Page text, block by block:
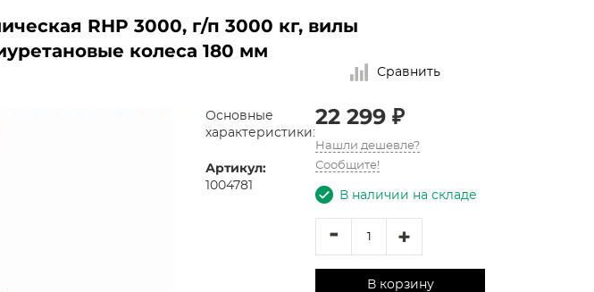
RHP 3000, г/п 3000 кг, вилы
колеса 180 мм
Сравнить
Основные
характеристики:
Артикул:
1004781
22 299 ₽
Нашли дешевле?
Сообщите!
В наличии на складе
- +
В корзину